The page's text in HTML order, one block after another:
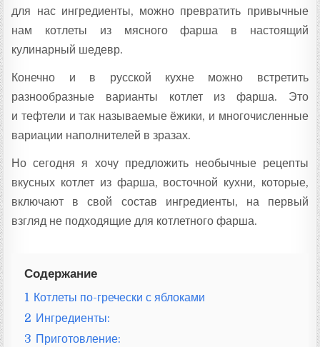
для нас ингредиенты, можно превратить привычные
нам котлеты из мясного фарша в настоящий
кулинарный шедевр.
Конечно и в русской кухне можно встретить
разнообразные варианты котлет из фарша. Это
и тефтели и так называемые ёжики, и многочисленные
вариации наполнителей в зразах.
Но сегодня я хочу предложить необычные рецепты
вкусных котлет из фарша, восточной кухни, которые,
включают в свой состав ингредиенты, на первый
взгляд не подходящие для котлетного фарша.
Содержание
1 Котлеты по-гречески с яблоками
2 Ингредиенты:
3 Приготовление: